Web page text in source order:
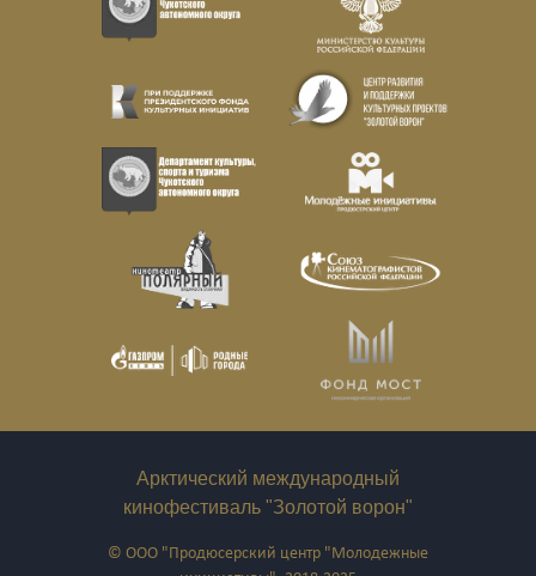
Арктический международный
кинофестиваль "Золотой ворон"
© ООО "Продюсерский центр "Молодежные